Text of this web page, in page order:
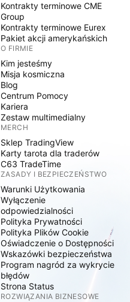
Kontrakty terminowe CME
Group
Kontrakty terminowe Eurex
Pakiet akcji amerykańskich
O FIRMIE
Kim jesteśmy
Misja kosmiczna
Blog
Centrum Pomocy
Kariera
Zestaw multimedialny
MERCH
Sklep TradingView
Karty tarota dla traderów
C63 TradeTime
ZASADY I BEZPIECZEŃSTWO
Warunki Użytkowania
Wyłączenie
odpowiedzialności
Polityka Prywatności
Polityka Plików Cookie
Oświadczenie o Dostępności
Wskazówki bezpieczeństwa
Program nagród za wykrycie
błędów
Strona Status
ROZWIĄZANIA BIZNESOWE